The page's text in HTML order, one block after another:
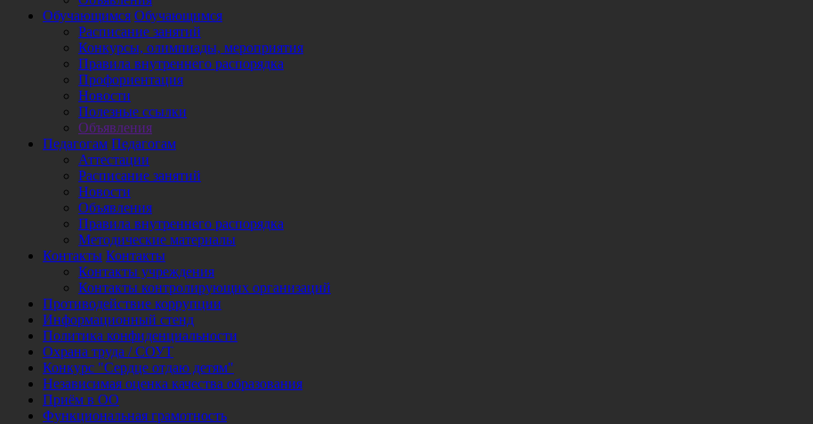
Обучающимся Обучающимся
Расписание занятий
Конкурсы, олимпиады, мероприятия
Правила внутреннего распорядка
Профориентация
Новости
Полезные ссылки
Объявления
Педагогам Педагогам
Аттестации
Расписание занятий
Новости
Объявления
Правила внутреннего распорядка
Методические материалы
Контакты Контакты
Контакты учреждения
Контакты контролирующих организаций
Противодействие коррупции
Информационный стенд
Политика конфиденциальности
Охрана труда / СОУТ
Конкурс "Сердце отдаю детям"
Независимая оценка качества образования
Приём в ОО
Функциональная грамотность